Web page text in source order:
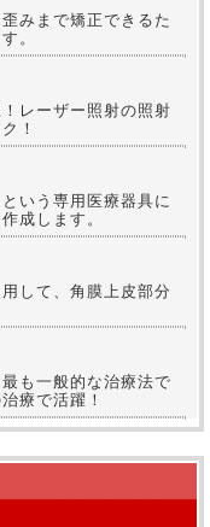
みまで矯正できるた
。
レーザー照射の照射
！
いう専用医療器具に
成します。
して、角膜上皮部分
も一般的な治療法で
療で活躍！